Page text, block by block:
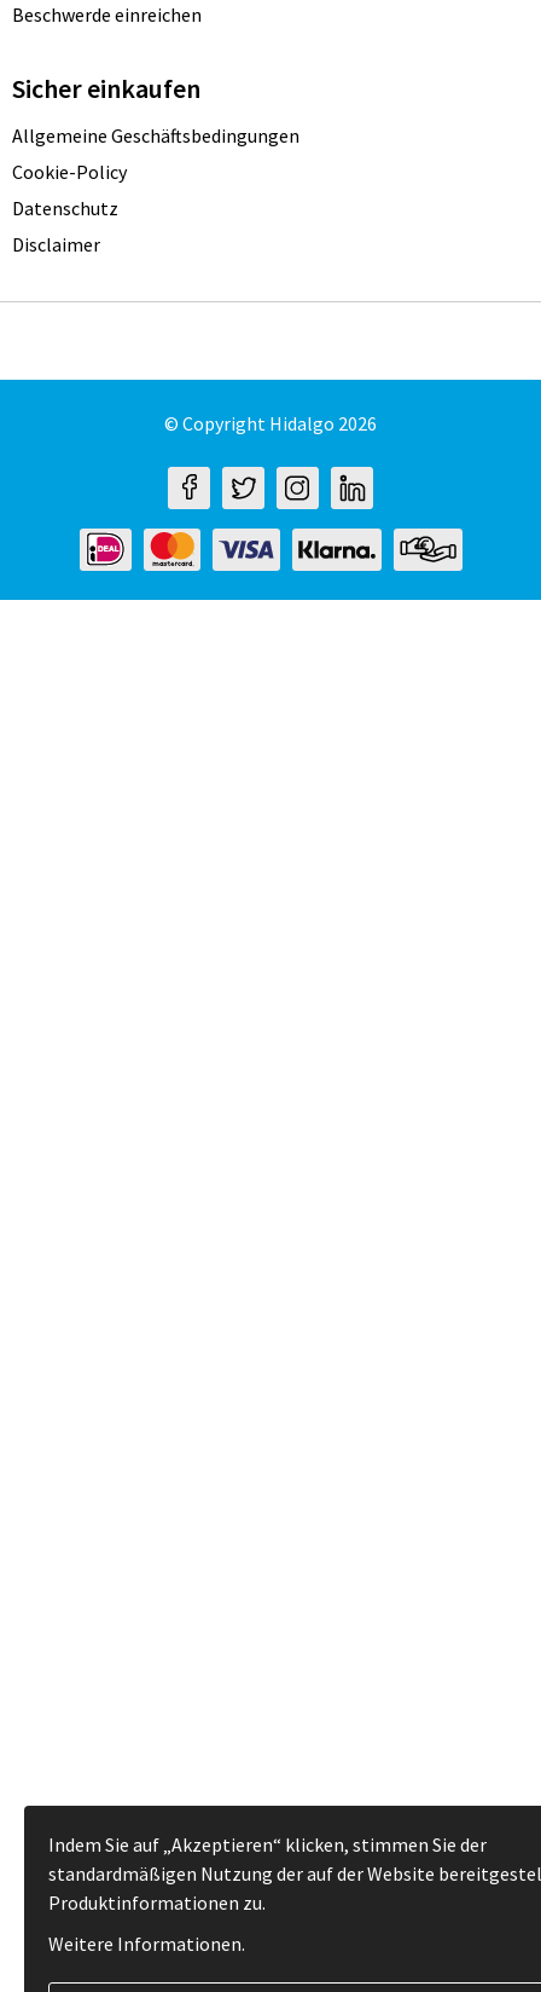
Beschwerde einreichen
Sicher einkaufen
Allgemeine Geschäftsbedingungen
Cookie-Policy
Datenschutz
Disclaimer
© Copyright Hidalgo 2026
Indem Sie auf „Akzeptieren“ klicken, stimmen Sie der
standardmäßigen Nutzung der auf der Website
Produktinformationen zu.
Weitere Informationen.